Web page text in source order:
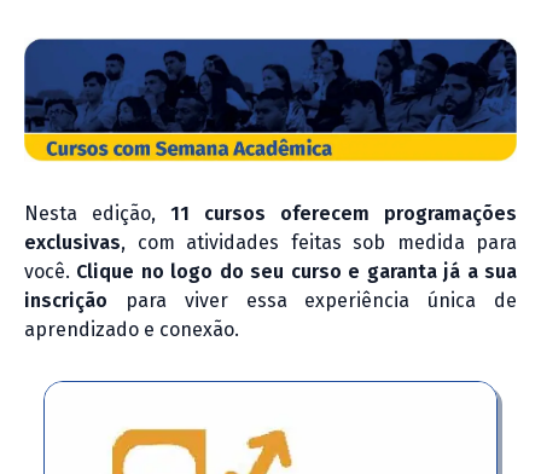
Nesta edição, 11 cursos oferecem programações
exclusivas, com atividades feitas sob medida para
você. Clique no logo do seu curso e garanta já a sua
inscrição para viver essa experiência única de
aprendizado e conexão.